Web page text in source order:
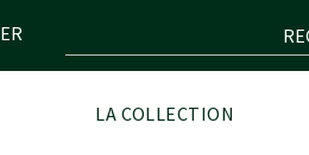
LA COLLECTION